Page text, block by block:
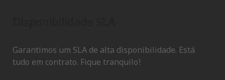
Garantimos um SLA de alta disponibilidade. Está
tudo em contrato. Fique tranquilo!